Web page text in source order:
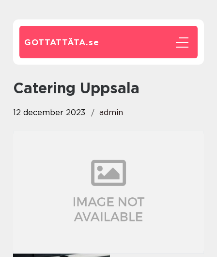
GOTTATTÄTA.se
catering Uppsala
12 december 2023 admin